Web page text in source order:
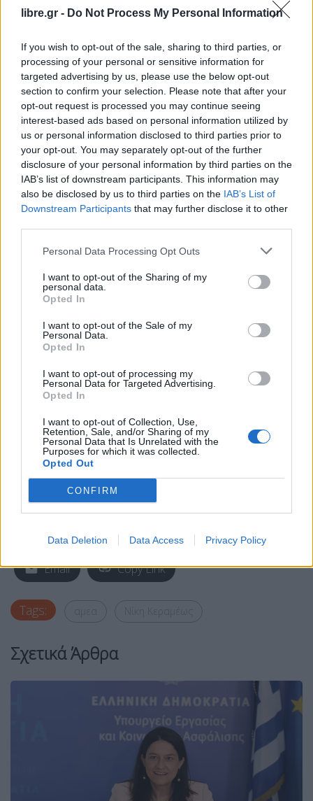
libre.gr - Do Not Process My Personal Information
If you wish to opt-out of the sale, sharing to third parties, or
processing of your personal or sensitive information for
targeted advertising by us, please use the below opt-out
section to confirm your selection. Please note that after your
opt-out request is processed you may continue seeing
interest-based ads based on personal information utilized by
us or personal information disclosed to third parties prior to
your opt-out. You may separately opt-out of the further
disclosure of your personal information by third parties on the
IAB’s list of downstream participants. This information may
also be disclosed by us to third parties on the IAB’s List of
Downstream Participants that may further disclose it to other
Personal Data Processing Opt Outs
I want to opt-out of the Sharing of my
personal data.
Opted In
I want to opt-out of the Sale of my
Personal Data.
Opted In
I want to opt-out of processing my
Personal Data for Targeted Advertising.
Opted In
I want to opt-out of Collection, Use,
Retention, Sale, and/or Sharing of my
Personal Data that Is Unrelated with the
Purposes for which it was collected.
Opted Out
CONFIRM
Data Deletion Data Access Privacy Policy
και τον
Δήμαρχο Γαλατσίου,
Γιώργο Μαρκόπουλο,στους οποίους απέδωσε
θερμές ευχαριστίες για την άψογη συνεργασία και
το αποτέλεσμα, άκουσαν από κοντά τις εμπειρίες
των πολιτών.
Όπως γνωστοποίησε η Υπουργός Εργασίας,
επόμενος σταθμός είναι το νέο ΚΕ.Π.Α. στο Σ.Ε.Φ.
«Συνεχίζουμε τη δουλειά μας με ακόμα
μεγαλύτερη προσήλωση και με στόχο να είμαστε
κάθε μέρα πιο χρήσιμοι στους πολίτες» τόνισε η κ.
Κεραμέως.
Facebook Share on X Bluesky
Email Copy Link
Tags:
Σχετικά Άρθρα